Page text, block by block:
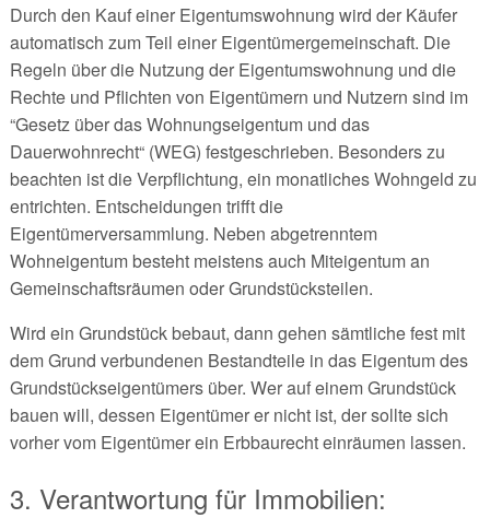
Durch den Kauf einer Eigentumswohnung wird der Käufer
automatisch zum Teil einer Eigentümergemeinschaft. Die
Regeln über die Nutzung der Eigentumswohnung und die
Rechte und Pflichten von Eigentümern und Nutzern sind im
“Gesetz über das Wohnungseigentum und das
Dauerwohnrecht“ (WEG) festgeschrieben. Besonders zu
beachten ist die Verpflichtung, ein monatliches Wohngeld zu
entrichten. Entscheidungen trifft die
Eigentümerversammlung. Neben abgetrenntem
Wohneigentum besteht meistens auch Miteigentum an
Gemeinschaftsräumen oder Grundstücksteilen.
Wird ein Grundstück bebaut, dann gehen sämtliche fest mit
dem Grund verbundenen Bestandteile in das Eigentum des
Grundstückseigentümers über. Wer auf einem Grundstück
bauen will, dessen Eigentümer er nicht ist, der sollte sich
vorher vom Eigentümer ein Erbbaurecht einräumen lassen.
3. Verantwortung für Immobilien: